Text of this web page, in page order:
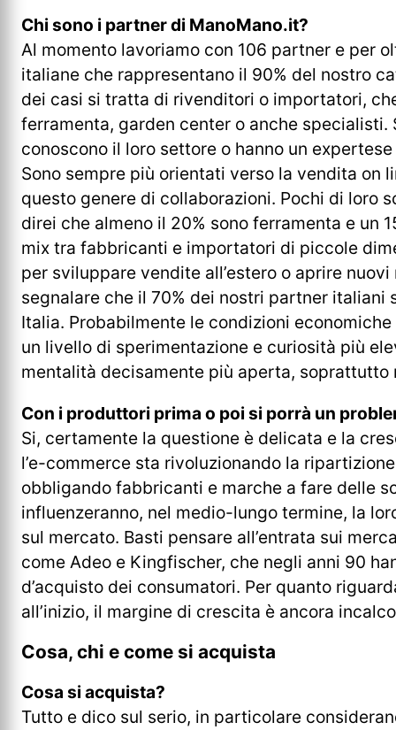
Chi sono i partner di ManoMano.it?
Al momento lavoriamo con 106 partner e per
italiane che rappresentano il 90% del nostro
dei casi si tratta di rivenditori o importatori,
ferramenta, garden center o anche specialisti.
conoscono il loro settore o hanno un
Sono sempre più orientati verso la vendita on
questo genere di collaborazioni. Pochi di loro
direi che almeno il 20% sono ferramenta e un
mix tra fabbricanti e importatori di piccole
per sviluppare vendite all’estero o aprire nuovi
segnalare che il 70% dei nostri partner italiani
Italia. Probabilmente le condizioni
un livello di sperimentazione e curiosità più
mentalità decisamente più aperta, soprattutto
Con i produttori prima o poi si porrà un
Si, certamente la questione è delicata e la
l’e-commerce sta rivoluzionando la
obbligando fabbricanti e marche a fare delle
influenzeranno, nel medio-lungo termine, la
sul mercato. Basti pensare all’entrata sui
come Adeo e Kingfischer, che negli anni 90
d’acquisto dei consumatori. Per quanto
all’inizio, il margine di crescita è ancora
Cosa, chi e come si acquista
Cosa si acquista?
Tutto e dico sul serio, in particolare